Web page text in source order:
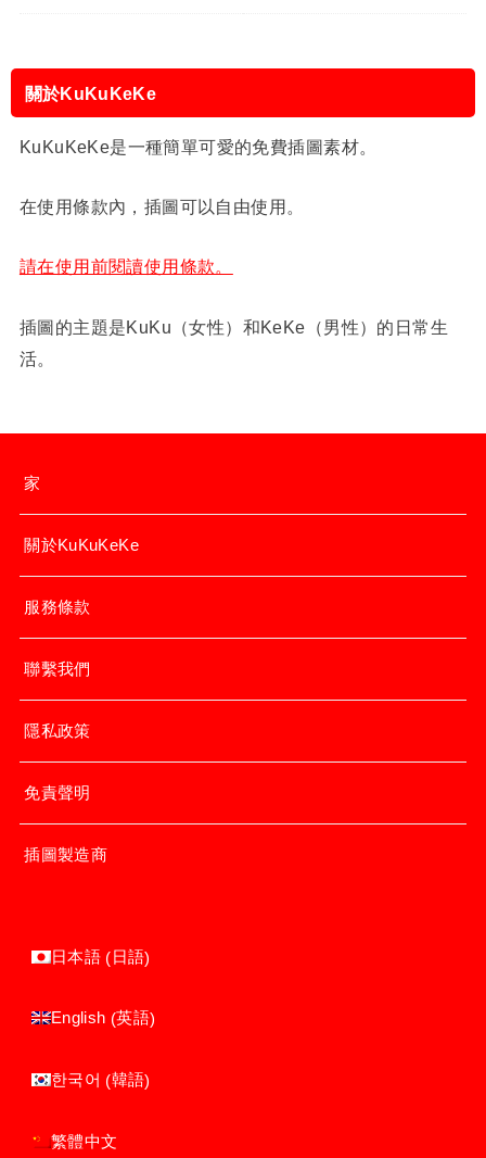
關於KuKuKeKe
KuKuKeKe是一種簡單可愛的免費插圖素材。
在使用條款內，插圖可以自由使用。
請在使用前閱讀使用條款。
插圖的主題是KuKu（女性）和KeKe（男性）的日常生
活。
家
關於KuKuKeKe
服務條款
聯繫我們
隱私政策
免責聲明
插圖製造商
日本語 (日語)
English (英語)
한국어 (韓語)
繁體中文